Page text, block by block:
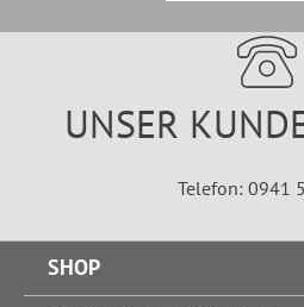
UNSER
Telefon: 0941
SHOP